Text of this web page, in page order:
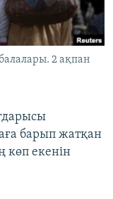
2 ақпан
барып жатқан
көп екенін